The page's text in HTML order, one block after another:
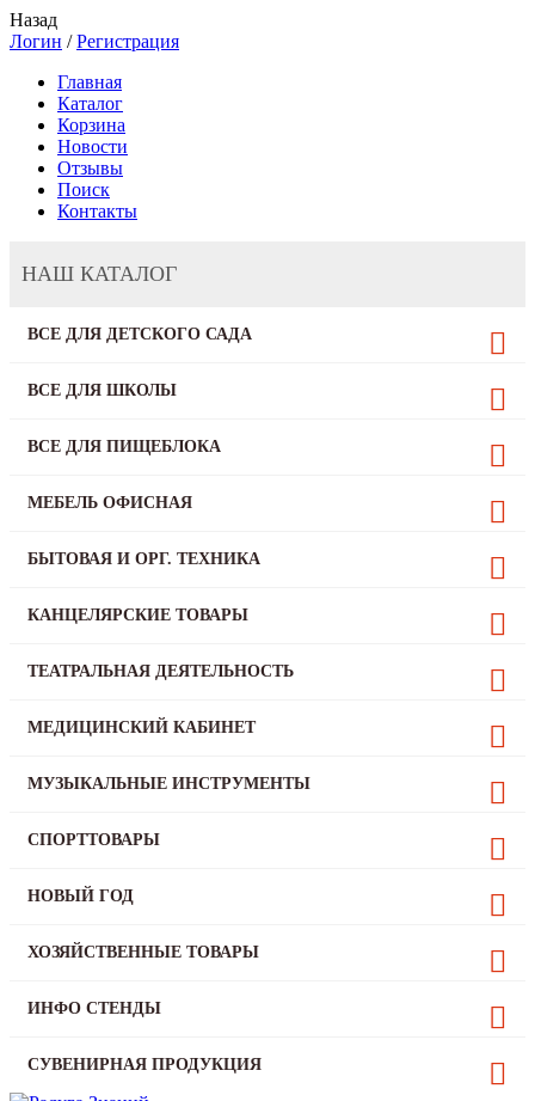
Назад
Логин /Регистрация
Главная
Каталог
Корзина
Новости
Отзывы
Поиск
Контакты
НАШ КАТАЛОГ
ВСЕ ДЛЯ ДЕТСКОГО САДА
ВСЕ ДЛЯ ШКОЛЫ
ВСЕ ДЛЯ ПИЩЕБЛОКА
МЕБЕЛЬ ОФИСНАЯ
БЫТОВАЯ И ОРГ. ТЕХНИКА
КАНЦЕЛЯРСКИЕ ТОВАРЫ
ТЕАТРАЛЬНАЯ ДЕЯТЕЛЬНОСТЬ
МЕДИЦИНСКИЙ КАБИНЕТ
МУЗЫКАЛЬНЫЕ ИНСТРУМЕНТЫ
СПОРТТОВАРЫ
НОВЫЙ ГОД
ХОЗЯЙСТВЕННЫЕ ТОВАРЫ
ИНФО СТЕНДЫ
СУВЕНИРНАЯ ПРОДУКЦИЯ